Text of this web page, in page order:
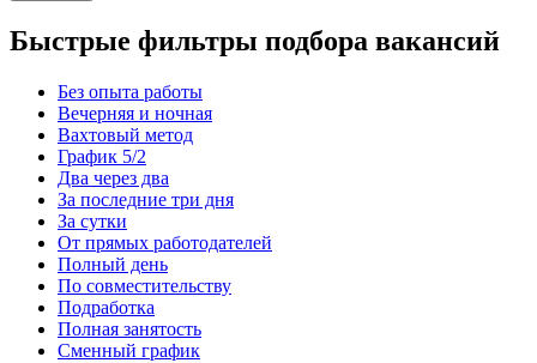
Быстрые фильтры подбора вакансий
Без опыта работы
Вечерняя и ночная
Вахтовый метод
График 5/2
Два через два
За последние три дня
За сутки
От прямых работодателей
Полный день
По совместительству
Подработка
Полная занятость
Сменный график